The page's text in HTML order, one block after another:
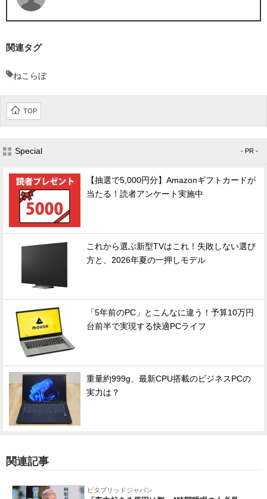
関連タグ
ねこらぼ
TOP
Special - PR -
【抽選で5,000円分】Amazonギフトカードが
当たる！読者アンケート実施中
これから選ぶ新型TVはこれ！失敗しない選び
方と、2026年夏の一押しモデル
「5年前のPC」とこんなに違う！予算10万円
台前半で実現する快適PCライフ
重量約999g、最新CPU搭載のビジネスPCの
実力は？
関連記事
ビタブリッドジャパン